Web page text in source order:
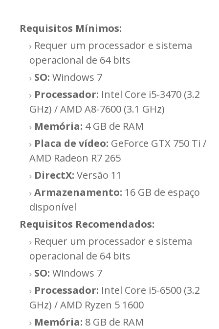
Requisitos Mínimos:
Requer um processador e sistema
operacional de 64 bits
SO: Windows 7
Processador: Intel Core i5-3470 (3.2
GHz) / AMD A8-7600 (3.1 GHz)
Memória: 4 GB de RAM
Placa de vídeo: GeForce GTX 750 Ti /
AMD Radeon R7 265
DirectX: Versão 11
Armazenamento: 16 GB de espaço
disponível
Requisitos Recomendados:
Requer um processador e sistema
operacional de 64 bits
SO: Windows 7
Processador: Intel Core i5-6500 (3.2
GHz) / AMD Ryzen 5 1600
Memória: 8 GB de RAM